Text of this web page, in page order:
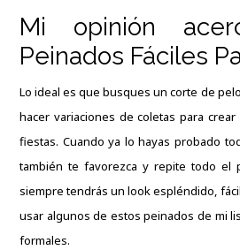
Mi opinión
Peinados Fáciles
Lo ideal es que busques un corte de
hacer variaciones de coletas para
fiestas. Cuando ya lo hayas probado
también te favorezca y repite todo el
siempre tendrás un look espléndido,
usar algunos de estos peinados de mi
formales.